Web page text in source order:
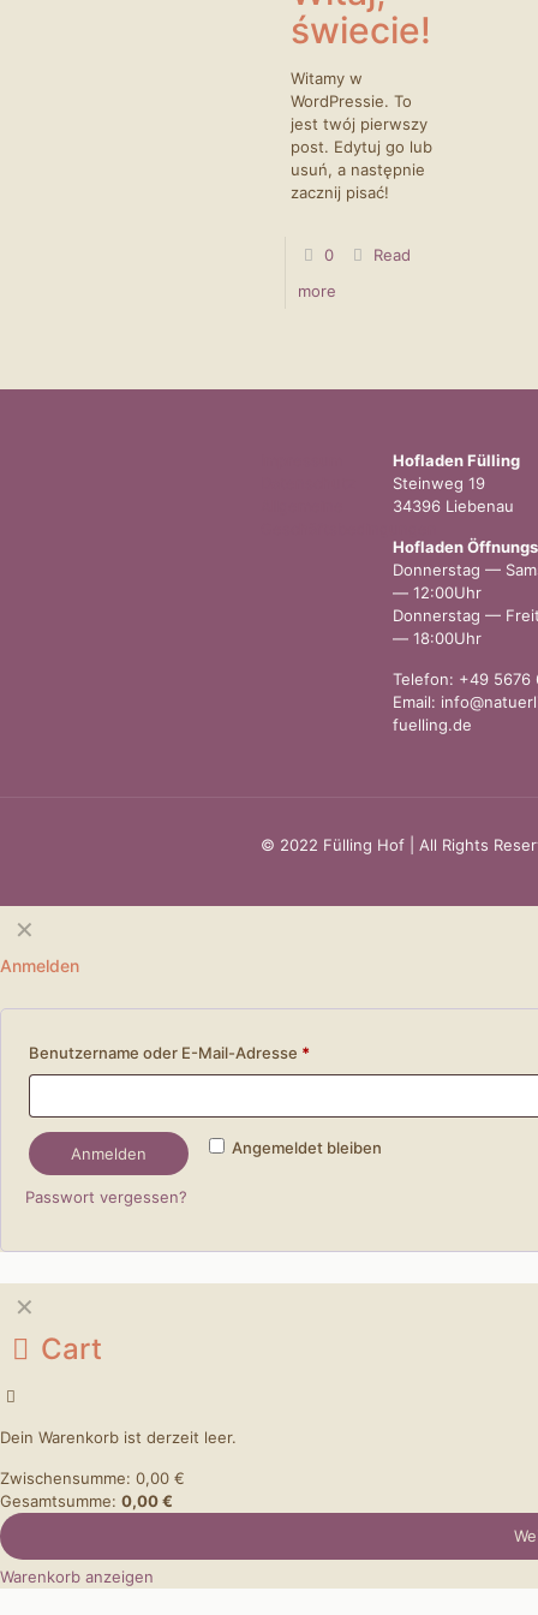
świecie!
Witamy w
WordPressie. To
jest twój pierwszy
post. Edytuj go lub
usuń, a następnie
zacznij pisać!
0
Read
more
Hofladen Fülling
Steinweg 19
34396 Liebenau
Hofladen
Donnerstag —
— 12:00Uhr
Donnerstag —
— 18:00Uhr
Telefon: +49 5676
Email:
fuelling.de
© 2022 Fülling Hof | All Rights
✕
Anmelden
Benutzername oder E-Mail-Adresse *
Angemeldet bleiben
Anmelden
Passwort vergessen?
✕
Cart
Dein Warenkorb ist derzeit leer.
Zwischensumme: 0,00 €
Gesamtsumme: 0,00€
Warenkorb anzeigen